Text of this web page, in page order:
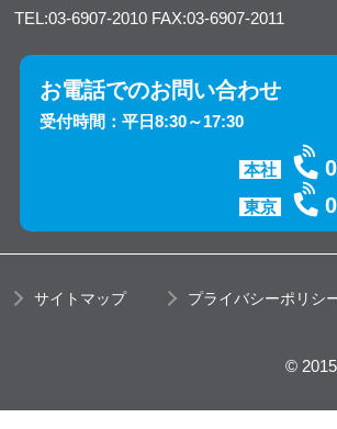
TEL:03-6907-2010 FAX:03-6907-2011
お電話でのお問い合わせ
受付時間：平日8:30～17:30
本社
東京
サイトマップ プライバシーポリシ
©